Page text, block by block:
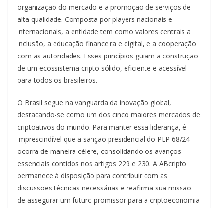
organização do mercado e a promoção de serviços de
alta qualidade. Composta por players nacionais e
internacionais, a entidade tem como valores centrais a
inclusão, a educação financeira e digital, e a cooperação
com as autoridades. Esses princípios guiam a construção
de um ecossistema cripto sólido, eficiente e acessível
para todos os brasileiros.
O Brasil segue na vanguarda da inovação global,
destacando-se como um dos cinco maiores mercados de
criptoativos do mundo. Para manter essa liderança, é
imprescindível que a sanção presidencial do PLP 68/24
ocorra de maneira célere, consolidando os avanços
essenciais contidos nos artigos 229 e 230. A ABcripto
permanece à disposição para contribuir com as
discussões técnicas necessárias e reafirma sua missão
de assegurar um futuro promissor para a criptoeconomia